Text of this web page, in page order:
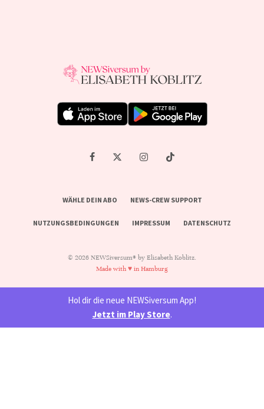
WÄHLE DEIN ABO NEWS-CREW SUPPORT
NUTZUNGSBEDINGUNGEN IMPRESSUM DATENSCHUTZ
© 2026 NEWSiversum® by Elisabeth Koblitz.
Made with ♥ in Hamburg
Hol dir die neue NEWSiversum App!
Jetzt im Play Store.